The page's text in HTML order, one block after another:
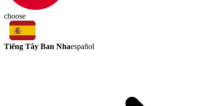
choose
Tiếng Tây Ban Nhaespañol